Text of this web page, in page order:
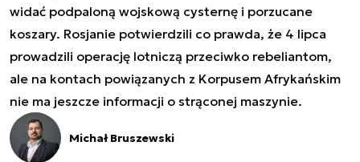
widać podpaloną wojskową cysternę i porzucane
koszary. Rosjanie potwierdzili co prawda, że 4 lipca
prowadzili operację lotniczą przeciwko rebeliantom,
ale na kontach powiązanych z Korpusem Afrykańskim
nie ma jeszcze informacji o strąconej maszynie.
Michał Bruszewski